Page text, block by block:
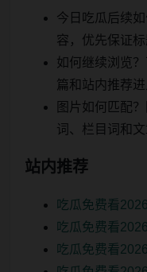
今日吃瓜后续
容，优先保证
如何继续浏览
篇和站内推荐进
图片如何匹配
词、栏目词和文
站内推荐
吃瓜免费看
吃瓜免费看
吃瓜免费看